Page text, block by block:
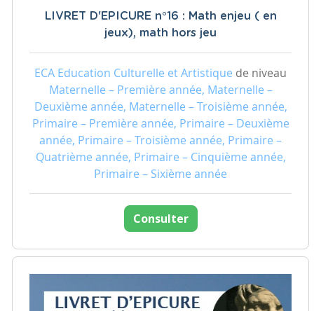
LIVRET D'EPICURE n°16 : Math enjeu ( en
jeux), math hors jeu
ECA Education Culturelle et Artistique de niveau
Maternelle – Première année, Maternelle –
Deuxième année, Maternelle – Troisième année,
Primaire – Première année, Primaire – Deuxième
année, Primaire – Troisième année, Primaire –
Quatrième année, Primaire – Cinquième année,
Primaire – Sixième année
Consulter